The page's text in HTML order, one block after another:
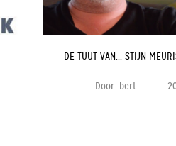
DE TUUT VAN... STIJN
Door: bert